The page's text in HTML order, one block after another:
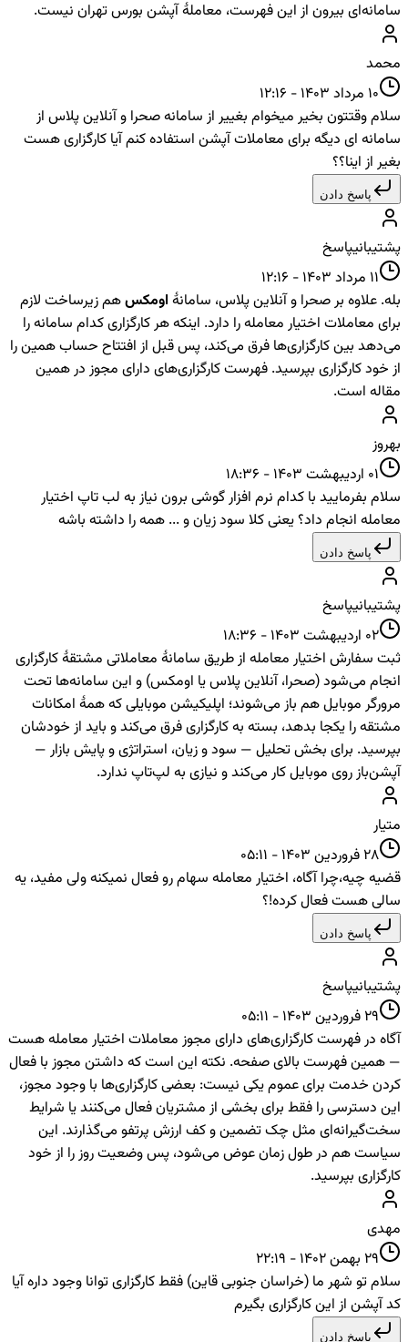
سامانه‌ای بیرون از این فهرست، معاملهٔ آپشن بورس تهران نیست.
محمد
10 مرداد 1403 - 12:16
سلام وقتتون بخیر میخوام بغییر از سامانه صحرا و آنلاین پلاس از
سامانه ای دیگه برای معاملات آپشن استفاده کنم آیا کارگزاری هست
بغیر از اینا؟؟
پاسخ دادن
پشتیبانیپاسخ
11 مرداد 1403 - 12:16
بله. علاوه بر صحرا و آنلاین پلاس، سامانهٔ اومکسهم زیرساخت لازم
برای معاملات اختیار معامله را دارد. اینکه هر کارگزاری کدام سامانه را
می‌دهد بین کارگزاری‌ها فرق می‌کند، پس قبل از افتتاح حساب همین را
از خود کارگزاری بپرسید. فهرست کارگزاری‌های دارای مجوز در همین
مقاله است.
بهروز
01 اردیبهشت 1403 - 18:36
سلام بفرمایید با کدام نرم افزار گوشی برون نیاز به لب تاپ اختیار
معامله انجام داد؟ یعنی کلا سود زیان و ... همه را داشته باشه
پاسخ دادن
پشتیبانیپاسخ
02 اردیبهشت 1403 - 18:36
ثبت سفارش اختیار معامله از طریق سامانهٔ معاملاتی مشتقهٔ کارگزاری
انجام می‌شود (صحرا، آنلاین پلاس یا اومکس) و این سامانه‌ها تحت
مرورگر موبایل هم باز می‌شوند؛ اپلیکیشن موبایلی که همهٔ امکانات
مشتقه را یکجا بدهد، بسته به کارگزاری فرق می‌کند و باید از خودشان
بپرسید. برای بخش تحلیل — سود و زیان، استراتژی و پایش بازار —
آپشن‌باز روی موبایل کار می‌کند و نیازی به لپ‌تاپ ندارد.
متیار
28 فروردین 1403 - 05:11
قضیه چیه،چرا آگاه، اختیار معامله سهام رو فعال نمیکنه ولی مفید، یه
سالی هست فعال کرده!؟
پاسخ دادن
پشتیبانیپاسخ
29 فروردین 1403 - 05:11
آگاه در فهرست کارگزاری‌های دارای مجوز معاملات اختیار معامله هست
— همین فهرست بالای صفحه. نکته این است که داشتن مجوز با فعال
کردن خدمت برای عموم یکی نیست: بعضی کارگزاری‌ها با وجود مجوز،
این دسترسی را فقط برای بخشی از مشتریان فعال می‌کنند یا شرایط
سخت‌گیرانه‌ای مثل چک تضمین و کف ارزش پرتفو می‌گذارند. این
سیاست هم در طول زمان عوض می‌شود، پس وضعیت روز را از خود
کارگزاری بپرسید.
مهدی
29 بهمن 1402 - 22:19
سلام تو شهر ما (خراسان جنوبی قاین) فقط کارگزاری توانا وجود داره آیا
کد آپشن از این کارگزاری بگیرم
پاسخ دادن